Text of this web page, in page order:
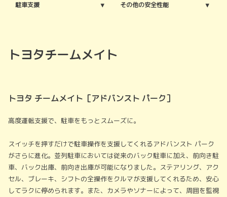
駐車支援 その他の安全性能
トヨタチームメイト
トヨタ チームメイト［アドバンスト パーク］
高度運転支援で、駐車をもっとスムーズに。
スイッチを押すだけで駐車操作を支援してくれるアドバンスト パーク
がさらに進化。並列駐車においては従来のバック駐車に加え、前向き駐
車、バック出庫、前向き出庫が可能になりました。ステアリング、アク
セル、ブレーキ、シフトの全操作をクルマが支援してくれるため、安心
してラクに停められます。また、カメラやソナーによって、周囲を監視